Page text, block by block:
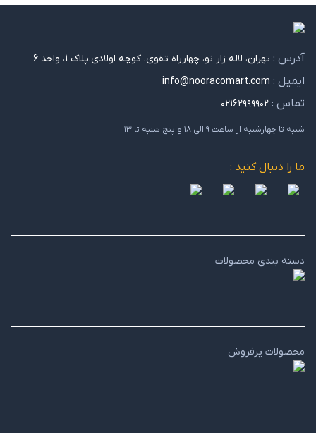
آدرس : تهران، لاله زار نو، چهارراه تقوی، کوچه اولادی،پلاک 1، واحد 6
ایمیل : info@nooracomart.com
تماس : ۰۲۱۶۲۹۹۹۹۰۲
شنبه تا چهارشنبه از ساعت ۹ الی ۱۸ و پنج شنبه تا ۱۳
ما را دنبال کنید :
دسته بندی محصولات
محصولات پرفروش